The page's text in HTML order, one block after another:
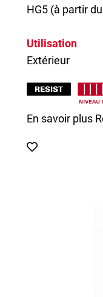
HG5 (à partir
Utilisation
Extérieur
En savoir plus